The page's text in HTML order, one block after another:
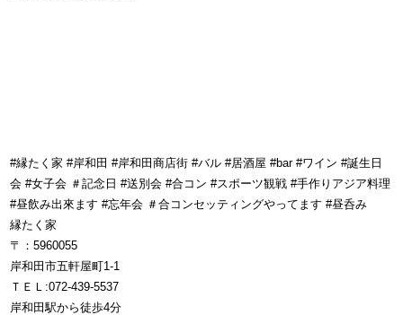
#縁たく家 #岸和田 #岸和田商店街 #バル #居酒屋 #bar #ワイン #誕生日
会 #女子会 ＃記念日 #送別会 #合コン #スポーツ観戦 #手作りアジア料理
#昼飲み出來ます #忘年会 ＃合コンセッティングやってます #昼呑み
縁たく家
〒：5960055
岸和田市五軒屋町1-1
ＴＥＬ:072-439-5537
岸和田駅から徒歩4分